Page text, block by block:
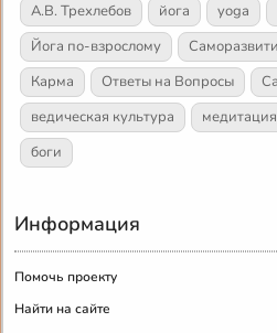
А.В. Трехлебов
йога yoga
Йога по-взрослому
Карма
Ответы на Вопросы
ведическая культура
медитация
боги
Информация
Помочь проекту
Найти на сайте